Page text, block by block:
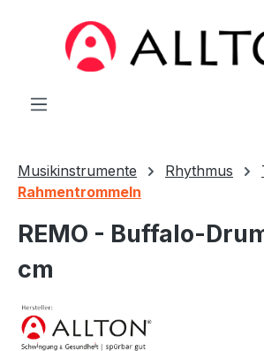
Zum Hauptinhalt springen
Musikinstrumente Rhythmus
Rahmentrommeln
REMO - Buffalo-
cm